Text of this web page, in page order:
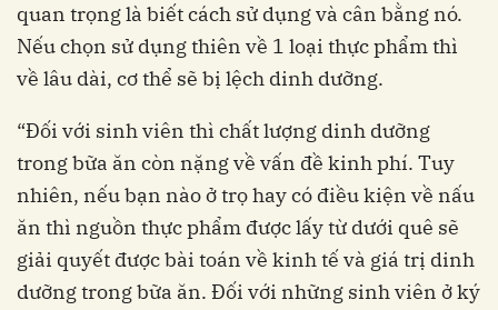
quan trọng là biết cách sử dụng và cân bằng nó.
Nếu chọn sử dụng thiên về 1 loại thực phẩm thì
về lâu dài, cơ thể sẽ bị lệch dinh dưỡng.
“Đối với sinh viên thì chất lượng dinh dưỡng
trong bữa ăn còn nặng về vấn đề kinh phí. Tuy
nhiên, nếu bạn nào ở trọ hay có điều kiện về nấu
ăn thì nguồn thực phẩm được lấy từ dưới quê sẽ
giải quyết được bài toán về kinh tế và giá trị dinh
dưỡng trong bữa ăn. Đối với những sinh viên ở ký